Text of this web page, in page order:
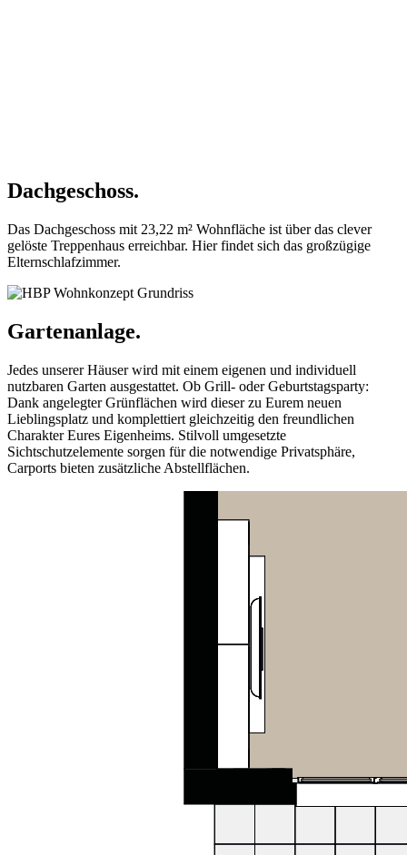
Dachgeschoss.
Das Dachgeschoss mit 23,22 m² Wohnfläche ist über das clever
gelöste Treppenhaus erreichbar. Hier findet sich das großzügige
Elternschlafzimmer.
Gartenanlage.
Jedes unserer Häuser wird mit einem eigenen und individuell
nutzbaren Garten ausgestattet. Ob Grill- oder Geburtstagsparty:
Dank angelegter Grünflächen wird dieser zu Eurem neuen
Lieblingsplatz und komplettiert gleichzeitig den freundlichen
Charakter Eures Eigenheims. Stilvoll umgesetzte
Sichtschutzelemente sorgen für die notwendige Privatsphäre,
Carports bieten zusätzliche Abstellflächen.